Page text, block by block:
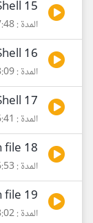
15 CentOS 7 SSH Secure Shell
المدة : 00:07:48
16 CentOS 7 SSH Secure Shell
المدة : 00:08:09
17 CentOS 7 SSH Secure Shell
المدة : 00:06:41
18 CentOS 7 SSH configuration file
المدة : 00:06:53
19 CentOS 7 SSH configuration file
المدة : 00:08:02